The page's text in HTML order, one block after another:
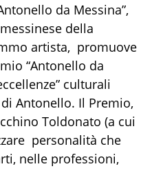
da Messina”,
della
artista, promuove
“Antonello da
culturali
Antonello. Il Premio,
Toldonato (a cui
personalità che
nelle professioni,